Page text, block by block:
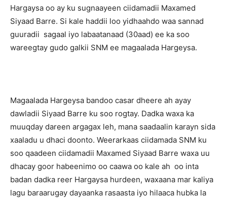
Hargaysa oo ay ku sugnaayeen ciidamadii Maxamed
Siyaad Barre. Si kale haddii loo yidhaahdo waa sannad
guuradii sagaal iyo labaatanaad (30aad) ee ka soo
wareegtay gudo galkii SNM ee magaalada Hargeysa.
Magaalada Hargeysa bandoo casar dheere ah ayay
dawladii Siyaad Barre ku soo rogtay. Dadka waxa ka
muuqday dareen argagax leh, mana saadaalin karayn sida
xaaladu u dhaci doonto. Weerarkaas ciidamada SNM ku
soo qaadeen ciidamadii Maxamed Siyaad Barre waxa uu
dhacay goor habeenimo oo caawa oo kale ah oo inta
badan dadka reer Hargaysa hurdeen, waxaana mar kaliya
lagu baraarugay dayaanka rasaasta iyo hilaaca hubka la